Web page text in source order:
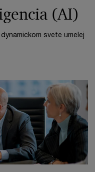
(AI)
svete umelej